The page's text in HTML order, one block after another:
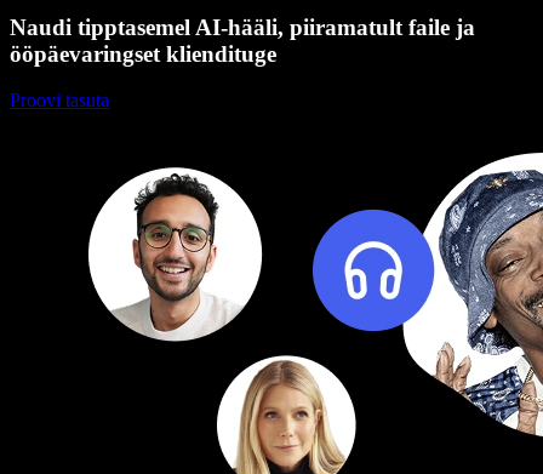
Naudi tipptasemel AI-hääli, piiramatult faile ja
ööpäevaringset kliendituge
Proovi tasuta